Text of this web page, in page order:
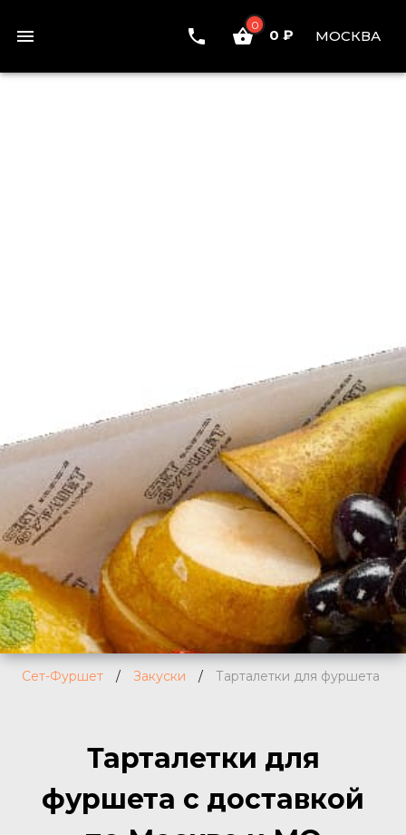
0
0 ₽ МОСКВА
Сет-Фуршет / Закуски / Тарталетки для фуршета
Тарталетки для
фуршета с доставкой